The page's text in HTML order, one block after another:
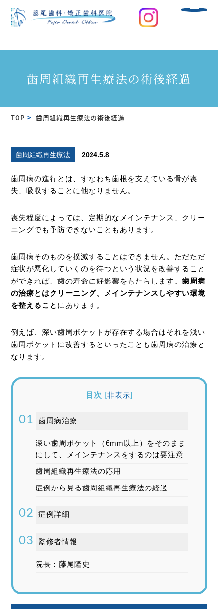
歯周組織再生療法の術後経過
TOP 歯周組織再生療法の術後経過
歯周組織再生療法 2024.5.8
歯周病の進行とは、すなわち歯根を支えている骨が喪
失、吸収することに他なりません。
喪失程度によっては、定期的なメインテナンス、クリー
ニングでも予防できないこともあります。
歯周病そのものを撲滅することはできません。ただただ
症状が悪化していくのを待つという状況を改善すること
ができれば、歯の寿命に好影響をもたらします。歯周病
の治療とはクリーニング、メインテナンスしやすい環境
を整えること にあります。
例えば、深い歯周ポケットが存在する場合はそれを浅い
歯周ポケットに改善するといったことも歯周病の治療と
なります。
目次 非表示
歯周病治療
深い歯周ポケット（6mm以上）をそのまま
にして、メインテナンスをするのは要注意
歯周組織再生療法の応用
症例から見る歯周組織再生療法の経過
症例詳細
監修者情報
院長：藤尾隆史